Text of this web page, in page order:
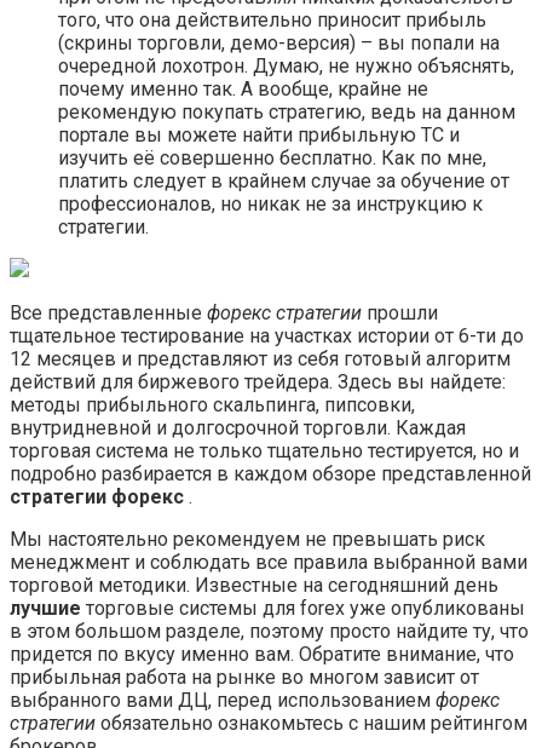
того, что она действительно приносит прибыль
(скрины торговли, демо-версия) – вы попали на
очередной лохотрон. Думаю, не нужно объяснять,
почему именно так. А вообще, крайне не
рекомендую покупать стратегию, ведь на данном
портале вы можете найти прибыльную ТС и
изучить её совершенно бесплатно. Как по мне,
платить следует в крайнем случае за обучение от
профессионалов, но никак не за инструкцию к
стратегии.
Все представленные форекс стратегии прошли
тщательное тестирование на участках истории от 6-ти до
12 месяцев и представляют из себя готовый алгоритм
действий для биржевого трейдера. Здесь вы найдете:
методы прибыльного скальпинга, пипсовки,
внутридневной и долгосрочной торговли. Каждая
торговая система не только тщательно тестируется, но и
подробно разбирается в каждом обзоре представленной
стратегии форекс .
Мы настоятельно рекомендуем не превышать риск
менеджмент и соблюдать все правила выбранной вами
торговой методики. Известные на сегодняшний день
лучшие торговые системы для forex уже опубликованы
в этом большом разделе, поэтому просто найдите ту, что
придется по вкусу именно вам. Обратите внимание, что
прибыльная работа на рынке во многом зависит от
выбранного вами ДЦ, перед использованием форекс
стратегии обязательно ознакомьтесь с нашим рейтингом